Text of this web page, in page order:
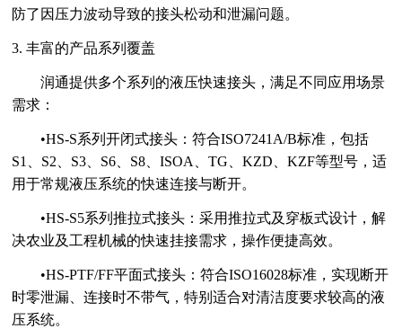
防了因压力波动导致的接头松动和泄漏问题。
3. 丰富的产品系列覆盖
润通提供多个系列的液压快速接头，满足不同应用场景
需求：
•HS-S系列开闭式接头：符合ISO7241A/B标准，包括
S1、S2、S3、S6、S8、ISOA、TG、KZD、KZF等型号，适
用于常规液压系统的快速连接与断开。
•HS-S5系列推拉式接头：采用推拉式及穿板式设计，解
决农业及工程机械的快速挂接需求，操作便捷高效。
•HS-PTF/FF平面式接头：符合ISO16028标准，实现断开
时零泄漏、连接时不带气，特别适合对清洁度要求较高的液
压系统。